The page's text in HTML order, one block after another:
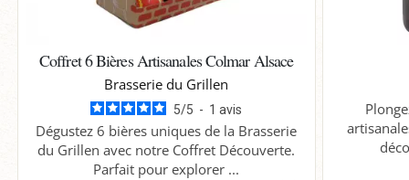
Coffret 6 Bières Artisanales Colmar Alsace
Brasserie du Grillen
5/5 - 1avis
Dégustez 6 bières uniques de la Brasserie
du Grillen avec notre Coffret Découverte.
Parfait pour explorer ...